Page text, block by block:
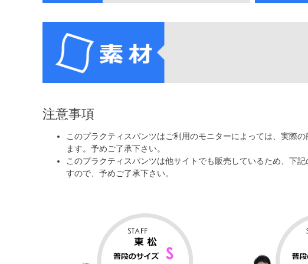
注意事項
このプラクティスパンツはご利用のモニターによっては、実際
ます。予めご了承下さい。
このプラクティスパンツは他サイトでも販売しているため、下
すので、予めご了承下さい。